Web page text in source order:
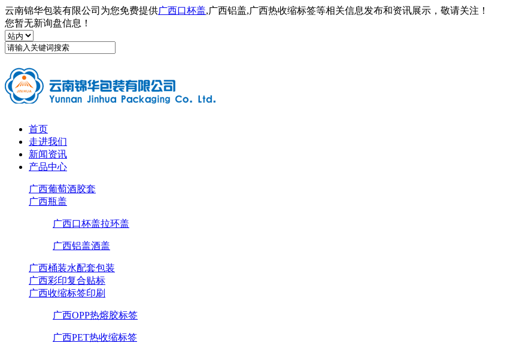
云南锦华包装有限公司为您免费提供广西口杯盖,广西铝盖,广西热收缩标签等相关信息发布和资讯展示，敬请关注！
您暂无新询盘信息！
首页
走进我们
新闻资讯
产品中心
广西葡萄酒胶套
广西瓶盖
广西口杯盖拉环盖
广西铝盖酒盖
广西桶装水配套包装
广西彩印复合贴标
广西收缩标签印刷
广西OPP热熔胶标签
广西PET热收缩标签